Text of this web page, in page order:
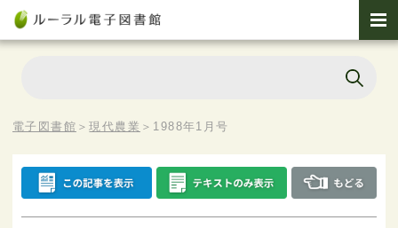
電子図書館 ＞現代農業 ＞ 1988年1月号